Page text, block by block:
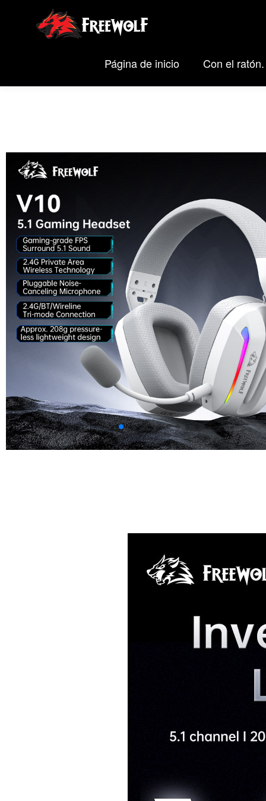
Página de inicio Con el ratón.